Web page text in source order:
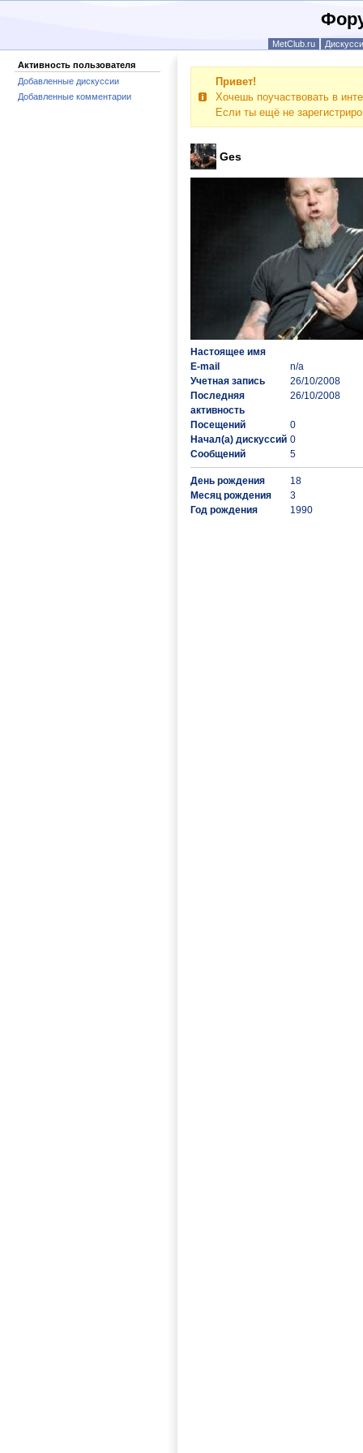
MetClub.ru
Активность пользователя
Добавленные дискуссии
Добавленные комментарии
Привет!
Хочешь поучаствовать в
Если ты ещё не
Ges
Настоящее имя
E-mail
n/a
Учетная запись
26/10/2008
Последняя
активность
26/10/2008
Посещений
0
Начал(а) дискуссий 0
Сообщений
5
День рождения
18
Месяц рождения
3
Год рождения
1990